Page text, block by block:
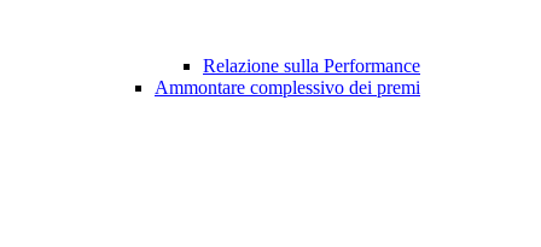
Relazione sulla Performance
Ammontare complessivo dei premi